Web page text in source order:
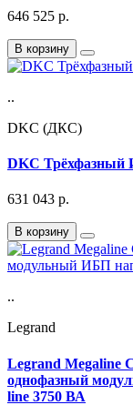
646 525 р.
В корзину
..
DKC (ДКС)
DKC Трёхфазный
631 043 р.
В корзину
..
Legrand
Legrand Megaline
однофазный
line 3750 ВА